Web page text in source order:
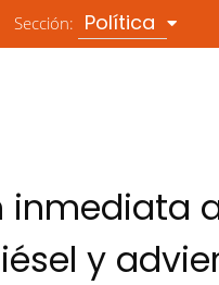
Sección: Política
inmediata
y